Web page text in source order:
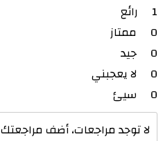
1
رائع
0
ممتاز
0
جيد
0
لا يعجبني
0
سيئ
لا توجد مراجعات، أضف مراجعتك